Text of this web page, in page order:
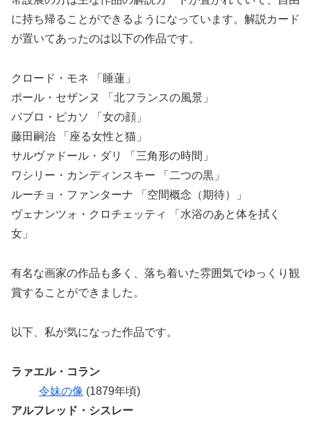
に持ち帰ることができるようになっています。解説カード
が置いてあったのは以下の作品です。
クロード・モネ 「睡蓮」
ポール・セザンヌ 「北フランスの風景」
パブロ・ピカソ 「女の顔」
藤田嗣治 「座る女性と猫」
サルヴァドール・ダリ 「三角形の時間」
ワシリー・カンディンスキー 「二つの黒」
ルーチョ・ファンターナ 「空間概念（期待）」
ヴェナンツォ・クロチェッティ 「水浴のあと体を拭く
女」
有名な画家の作品も多く、落ち着いた雰囲気でゆっくり観
賞することができました。
以下、私が気になった作品です。
ラァエル・コラン
令妹の像 (1879年頃)
アルフレッド・シスレー